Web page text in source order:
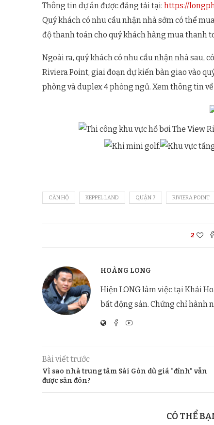
Thông tin dự án được đăng tải tại: https://
Quý khách có nhu cầu nhận nhà sớm có thể
độ thanh toán cho quý khách hàng mua thanh
Ngoài ra, quý khách có nhu cầu nhận nhà sau,
Riviera Point, giai đoạn dự kiến bàn giao vào
phòng và duplex 4 phòng ngủ. Xem thông tin về
CĂN HỘ KEPPEL LAND QUẬN 7 RIVIERA POINT
2
HOÀNG LONG
Hiện LONG làm việc tại Khải
bất động sản. Chứng chỉ hành
Bài viết trước
Vì sao nhà trung tâm Sài Gòn dù giá “đỉnh” vẫn
được săn đón?
CÓ THỂ